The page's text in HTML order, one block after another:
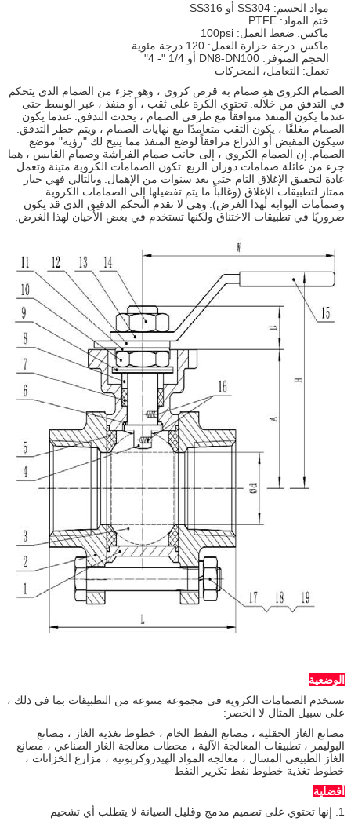
مواد الجسم: SS304 أو SS316
ختم المواد: PTFE
ماكس. ضغط العمل: 100psi
ماكس. درجة حرارة العمل: 120 درجة مئوية
الحجم المتوفر: DN8-DN100 أو 1/4 "- 4"
تعمل: التعامل، المحركات
الصمام الكروي هو صمام به قرص كروي ، وهو جزء من الصمام الذي يتحكم
في التدفق من خلاله. تحتوي الكرة على ثقب ، أو منفذ ، عبر الوسط حتى
عندما يكون المنفذ متوافقاً مع طرفي الصمام ، يحدث التدفق. عندما يكون
الصمام مغلقًا ، يكون الثقب متعامدًا مع نهايات الصمام ، ويتم حظر التدفق.
سيكون المقبض أو الذراع مرافقاً لوضع المنفذ مما يتيح لك "رؤية" موضع
الصمام. إن الصمام الكروي ، إلى جانب صمام الفراشة وصمام القابس ، هما
جزء من عائلة صمامات دوران الربع. تكون الصمامات الكروية متينة وتعمل
عادة لتحقيق الإغلاق التام حتى بعد سنوات من الإهمال. وبالتالي فهي خيار
ممتاز لتطبيقات الإغلاق (وغالباً ما يتم تفضيلها إلى الصمامات الكروية
وصمامات البوابة لهذا الغرض). وهي لا تقدم التحكم الدقيق الذي قد يكون
ضروريًا في تطبيقات الاختناق ولكنها تستخدم في بعض الأحيان لهذا الغرض.
الوضعية
تستخدم الصمامات الكروية في مجموعة متنوعة من التطبيقات بما في ذلك ،
على سبيل المثال لا الحصر:
مصانع الغاز الحقلية ، مصانع النفط الخام ، خطوط تغذية الغاز ، مصانع
البوليمر ، تطبيقات المعالجة الآلية ، محطات معالجة الغاز الصناعي ، مصانع
الغاز الطبيعي المسال ، معالجة المواد الهيدروكربونية ، مزارع الخزانات ،
خطوط تغذية خطوط نفط تكرير النفط
أفضلية
1. إنها تحتوي على تصميم مدمج وقليل الصيانة لا يتطلب أي تشحيم